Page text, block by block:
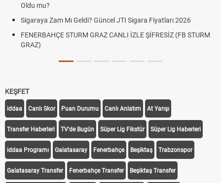
Oldu mu?
Sigaraya Zam Mı Geldi? Güncel JTI Sigara Fiyatları 2026
FENERBAHÇE STURM GRAZ CANLI İZLE ŞİFRESİZ (FB STURM
GRAZ)
KEŞFET
iddaa Canlı Skor Puan Durumu Canlı Anlatım At Yarışı
Transfer Haberleri TV'de Bugün Süper Lig Fikstür Süper Lig Haberleri
iddaa Programı Galatasaray Fenerbahçe Beşiktaş Trabzonspor
Galatasaray Transfer Fenerbahçe Transfer Beşiktaş Transfer